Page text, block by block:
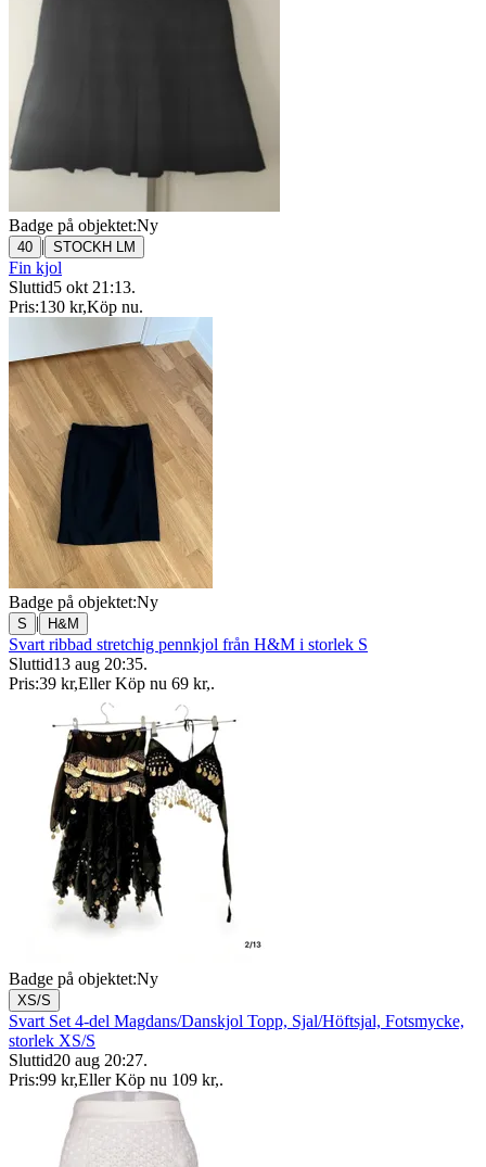
Badge på objektet:Ny
40 | STOCKH LM
Fin kjol
Sluttid5 okt 21:13.
Pris:130 kr,Köp nu.
Badge på objektet:Ny
S | H&M
Svart ribbad stretchig pennkjol från H&M i storlek S
Sluttid13 aug 20:35.
Pris:39 kr,Eller Köp nu 69 kr,.
Badge på objektet:Ny
XS/S
Svart Set 4-del Magdans/Danskjol Topp, Sjal/Höftsjal, Fotsmycke,
storlek XS/S
Sluttid20 aug 20:27.
Pris:99 kr,Eller Köp nu 109 kr,.